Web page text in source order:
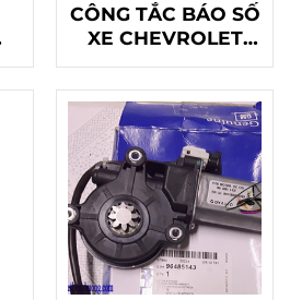
CÔNG TẮC BÁO SỐ
XE CHEVROLET
VIVANT